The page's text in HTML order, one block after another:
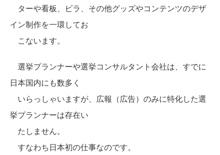
ターや看板、ビラ、その他グッズやコンテンツのデザ
イン制作を一環してお
こないます。
選挙プランナーや選挙コンサルタント会社は、すでに
日本国内にも数多く
いらっしゃいますが、広報（広告）のみに特化した選
挙プランナーは存在い
たしません。
すなわち日本初の仕事なのです。